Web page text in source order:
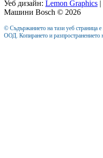
Уеб дизайн: Lemon Graphics |
Машини Bosch © 2026
© Съдържанието на тази уеб страница
ООД. Копирането и разпространението